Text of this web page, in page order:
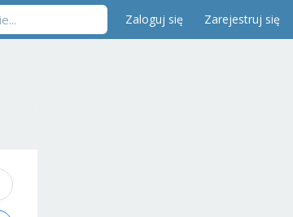
Zaloguj się Zarejestruj się